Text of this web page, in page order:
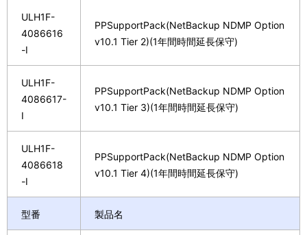
ULH1F-
4086616
-I
PPSupportPack(NetBackup NDMP Option
v10.1 Tier 2)(1年間時間延長保守)
ULH1F-
4086617-
I
PPSupportPack(NetBackup NDMP Option
v10.1 Tier 3)(1年間時間延長保守)
ULH1F-
4086618
-I
PPSupportPack(NetBackup NDMP Option
v10.1 Tier 4)(1年間時間延長保守)
型番 製品名